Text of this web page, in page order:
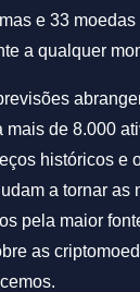
e 33
a qualquer
mais de 8.000
históricos e
a tornar as
pela maior
as